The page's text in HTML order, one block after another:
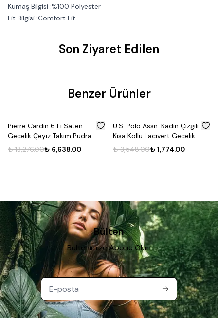
Kumaş Bilgisi :%100 Polyester
Fit Bilgisi :Comfort Fit
Son Ziyaret Edilen
Benzer Ürünler
50
Pierre Cardin 6 Lı Saten
Gecelik Çeyiz Takım Pudra
₺ 13,276.00₺ 6,638.00
50
U.S. Polo Assn. Kadın Çizgili
Kısa Kollu Lacivert Gecelik
₺ 3,548.00₺ 1,774.00
Bülten
Bültenimize Abone Olun